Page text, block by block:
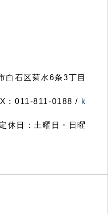
石区菊水6条3丁目
：011-811-0188 / k
休日：土曜日・日曜